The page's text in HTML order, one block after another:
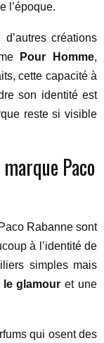
l’époque.
créations
Pour Homme,
cette capacité à
son identité est
reste si visible
Paco
Rabanne sont
à l’identité de
simples mais
le glamour et une
qui osent des